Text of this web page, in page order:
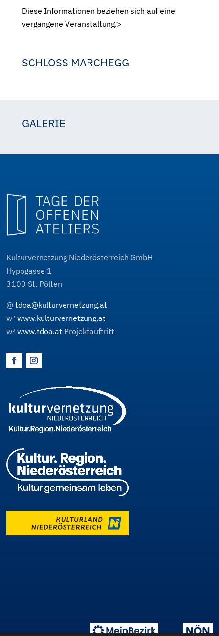
Diese Informationen beziehen sich auf eine
vergangene Veranstaltung.>
SCHLOSS MARCHEGG
GALERIE
Kulturvernetzung Niederösterreich GmbH
Hypogasse 1
3100 St. Pölten
@tdoa@kulturvernetzung.at
w³www.kulturvernetzung.at
w³www.tdoa.at Projektauftritt